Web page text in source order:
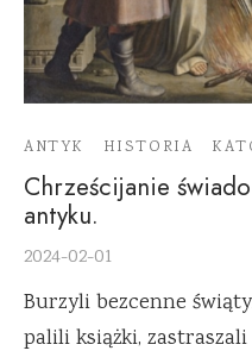
ANTYK HISTORIA
Chrześcijanie
antyku.
2024-02-01
Burzyli bezcenne
palili książki,